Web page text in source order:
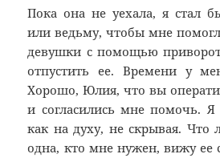
Пока она не уехала, я стал
или ведьму, чтобы мне
девушки с помощью
отпустить ее. Времени у
Хорошо, Юлия, что вы
и согласились мне помочь.
как на духу, не скрывая. Что
одна, кто мне нужен, вижу ее